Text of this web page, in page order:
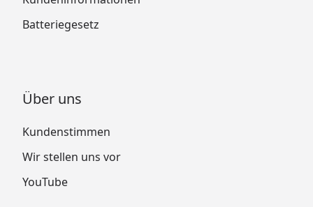
Batteriegesetz
Über uns
Kundenstimmen
Wir stellen uns vor
YouTube